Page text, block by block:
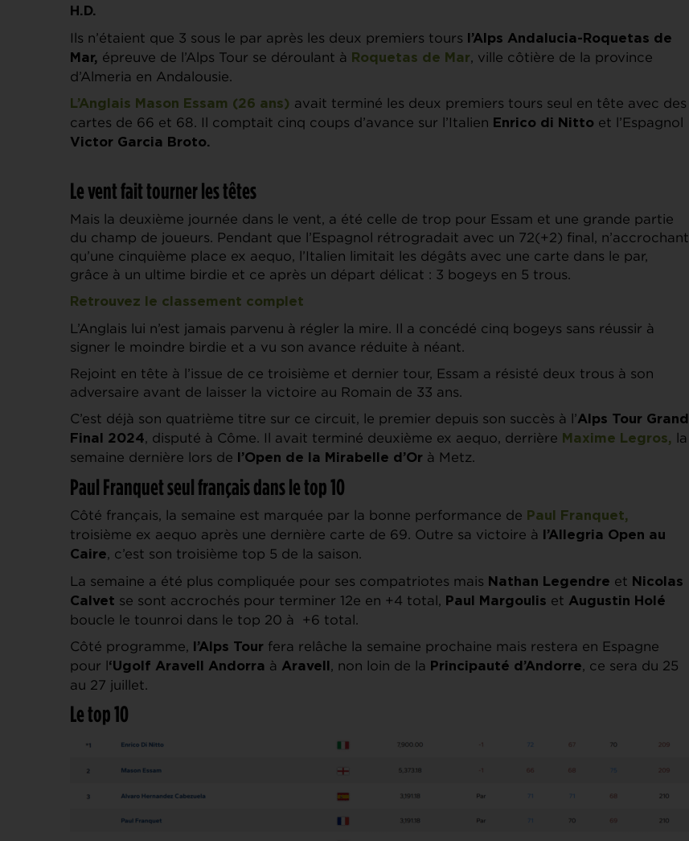
H.D.
Ils n’étaient que 3 sous le par après les deux premiers tours
l’Alps Andalucia-Roquetas de
Mar, épreuve de l’Alps Tour se déroulant à Roquetas de Mar, ville côtière de la province
d’Almeria en Andalousie.
L’Anglais Mason Essam (26 ans) avait terminé les deux premiers tours seul en tête avec des
cartes de 66 et 68. Il comptait cinq coups d’avance sur l’Italien Enrico di Nitto et l’Espagnol
Victor Garcia Broto.
Le vent fait tourner les têtes
Mais la deuxième journée dans le vent, a été celle de trop pour Essam et une grande partie
du champ de joueurs. Pendant que l’Espagnol rétrogradait avec un 72(+2) final, n’accrochant
qu’une cinquième place ex aequo, l’Italien limitait les dégâts avec une carte dans le par,
grâce à un ultime birdie et ce après un départ délicat : 3 bogeys en 5 trous.
Retrouvez le classement complet
L’Anglais lui n’est jamais parvenu à régler la mire. Il a concédé cinq bogeys sans réussir à
signer le moindre birdie et a vu son avance réduite à néant.
Rejoint en tête à l’issue de ce troisième et dernier tour, Essam a résisté deux trous à son
adversaire avant de laisser la victoire au Romain de 33 ans.
C’est déjà son quatrième titre sur ce circuit, le premier depuis son succès à l’Alps Tour Grand
Final 2024, disputé à Côme. Il avait terminé deuxième ex aequo, derrière Maxime Legros, la
semaine dernière lors de
l’Open de la Mirabelle d’Or à Metz.
Paul Franquet seul français dans le top 10
Côté français, la semaine est marquée par la bonne performance de Paul Franquet,
troisième ex aequo après une dernière carte de 69. Outre sa victoire à
l’Allegria Open au
Caire, c’est son troisième top 5 de la saison.
La semaine a été plus compliquée pour ses compatriotes mais Nathan Legendre et Nicolas
Calvet se sont accrochés pour terminer 12e en +4 total, Paul Margoulis et Augustin Holé
boucle le tounroi dans le top 20 à +6 total.
Côté programme,
l’Alps Tour fera relâche la semaine prochaine mais restera en Espagne
pour l‘Ugolf Aravell Andorra à Aravell , non loin de la Principauté d’Andorre, ce sera du 25
au 27 juillet.
Le top 10